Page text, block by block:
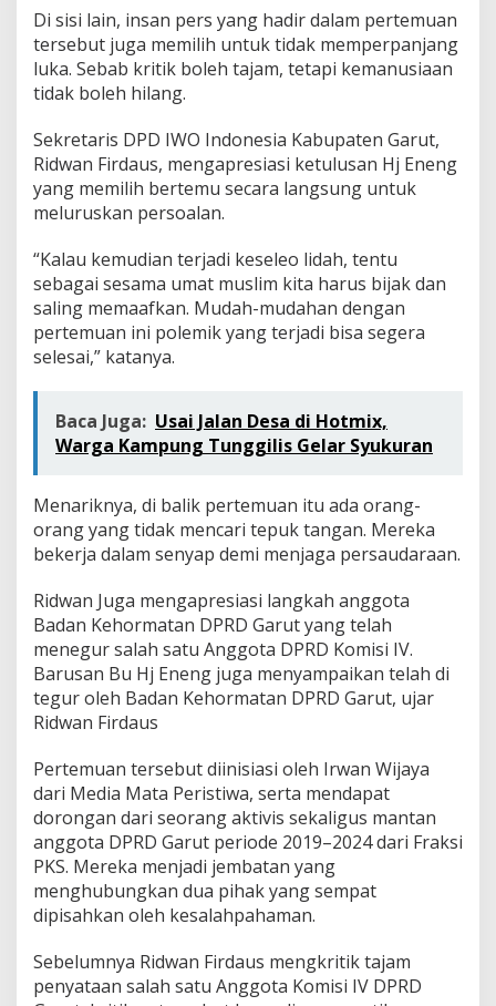
Di sisi lain, insan pers yang hadir dalam pertemuan
tersebut juga memilih untuk tidak memperpanjang
luka. Sebab kritik boleh tajam, tetapi kemanusiaan
tidak boleh hilang.
Sekretaris DPD IWO Indonesia Kabupaten Garut,
Ridwan Firdaus, mengapresiasi ketulusan Hj Eneng
yang memilih bertemu secara langsung untuk
meluruskan persoalan.
“Kalau kemudian terjadi keseleo lidah, tentu
sebagai sesama umat muslim kita harus bijak dan
saling memaafkan. Mudah-mudahan dengan
pertemuan ini polemik yang terjadi bisa segera
selesai,” katanya.
Baca Juga: Usai Jalan Desa di Hotmix,
Warga Kampung Tunggilis Gelar Syukuran
Menariknya, di balik pertemuan itu ada orang-
orang yang tidak mencari tepuk tangan. Mereka
bekerja dalam senyap demi menjaga persaudaraan.
Ridwan Juga mengapresiasi langkah anggota
Badan Kehormatan DPRD Garut yang telah
menegur salah satu Anggota DPRD Komisi IV.
Barusan Bu Hj Eneng juga menyampaikan telah di
tegur oleh Badan Kehormatan DPRD Garut, ujar
Ridwan Firdaus
Pertemuan tersebut diinisiasi oleh Irwan Wijaya
dari Media Mata Peristiwa, serta mendapat
dorongan dari seorang aktivis sekaligus mantan
anggota DPRD Garut periode 2019–2024 dari Fraksi
PKS. Mereka menjadi jembatan yang
menghubungkan dua pihak yang sempat
dipisahkan oleh kesalahpahaman.
Sebelumnya Ridwan Firdaus mengkritik tajam
penyataan salah satu Anggota Komisi IV DPRD